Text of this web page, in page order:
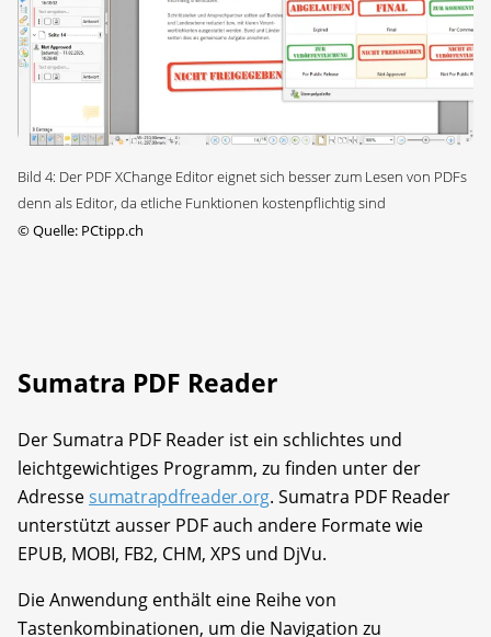
Bild 4: Der PDF XChange Editor eignet sich besser zum Lesen von PDFs
denn als Editor, da etliche Funktionen kostenpflichtig sind
©Quelle: PCtipp.ch
Sumatra PDF Reader
Der Sumatra PDF Reader ist ein schlichtes und
leichtgewichtiges Programm, zu finden unter der
Adressesumatrapdfreader.org. Sumatra PDF Reader
unterstützt ausser PDF auch andere Formate wie
EPUB, MOBI, FB2, CHM, XPS und DjVu.
Die Anwendung enthält eine Reihe von
Tastenkombinationen, um die Navigation zu